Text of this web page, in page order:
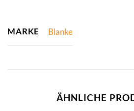
MARKE Blanke
ÄHNLICHE